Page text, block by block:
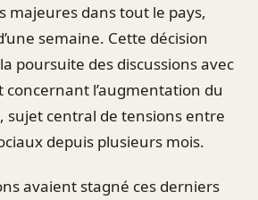
majeures dans tout le pays,
semaine. Cette décision
poursuite des discussions avec
l’augmentation du
sujet central de tensions entre
depuis plusieurs mois.
avaient stagné ces derniers